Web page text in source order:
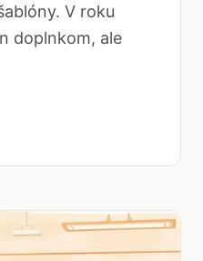
V roku
doplnkom, ale